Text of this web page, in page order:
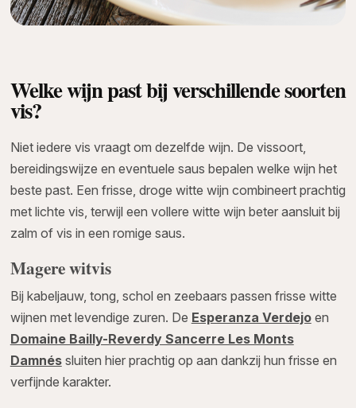
Welke wijn past bij verschillende soorten
vis?
Niet iedere vis vraagt om dezelfde wijn. De vissoort,
bereidingswijze en eventuele saus bepalen welke wijn het
beste past. Een frisse, droge witte wijn combineert prachtig
met lichte vis, terwijl een vollere witte wijn beter aansluit bij
zalm of vis in een romige saus.
Magere witvis
Bij kabeljauw, tong, schol en zeebaars passen frisse witte
wijnen met levendige zuren. De Esperanza Verdejoen
Domaine Bailly-Reverdy Sancerre Les Monts
Damnéssluiten hier prachtig op aan dankzij hun frisse en
verfijnde karakter.